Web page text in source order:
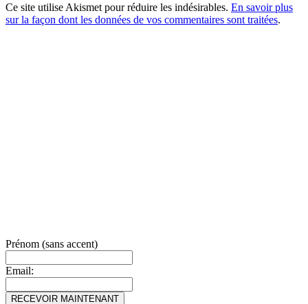
Ce site utilise Akismet pour réduire les indésirables. En savoir plus
sur la façon dont les données de vos commentaires sont traitées.
Prénom (sans accent)
Email: